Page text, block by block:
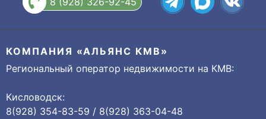
КОМПАНИЯ «АЛЬЯНС КМВ»
Региональный оператор недвижимости на КМВ:
Кисловодск:
8(928) 354-83-59 / 8(928) 363-04-48